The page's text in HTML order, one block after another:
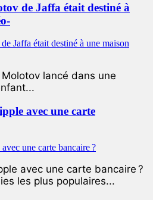
de Jaffa était destiné à
lancé dans une
avec une carte
avec une carte bancaire ?
les plus populaires...